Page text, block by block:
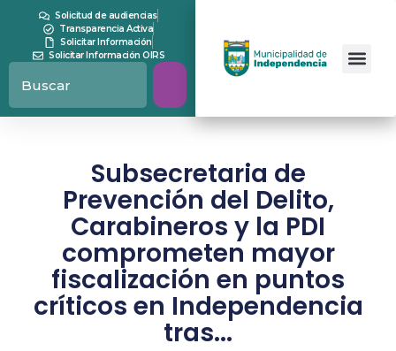
Solicitud de audiencias
Transparencia Activa
Solicitar Información
Solicitar Información OIRS
Subsecretaria de
Prevención del Delito,
Carabineros y la PDI
comprometen mayor
fiscalización en puntos
críticos en Independencia
tras...